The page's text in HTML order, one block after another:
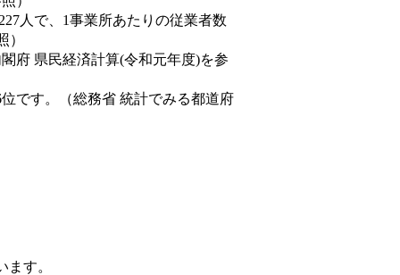
人で、1事業所あたりの従業者数
）
府 県民経済計算(令和元年度)を参
です。（総務省 統計でみる都道府
す。